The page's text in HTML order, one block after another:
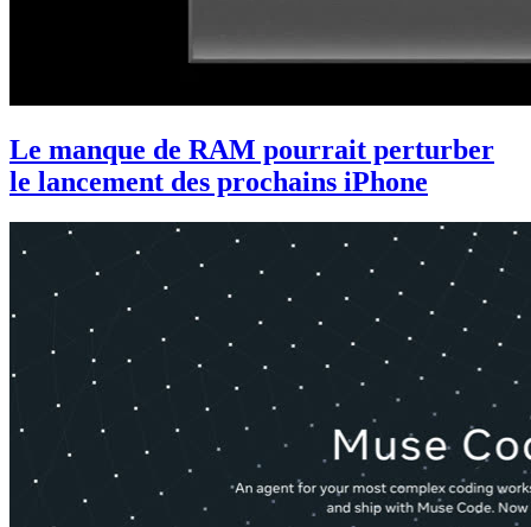
Le manque de RAM pourrait perturber
le lancement des prochains iPhone